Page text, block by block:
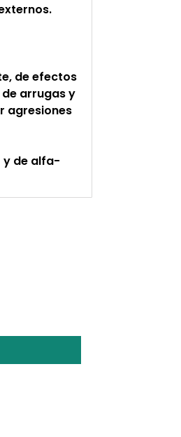
de efectos
arrugas y
agresiones
y de alfa-